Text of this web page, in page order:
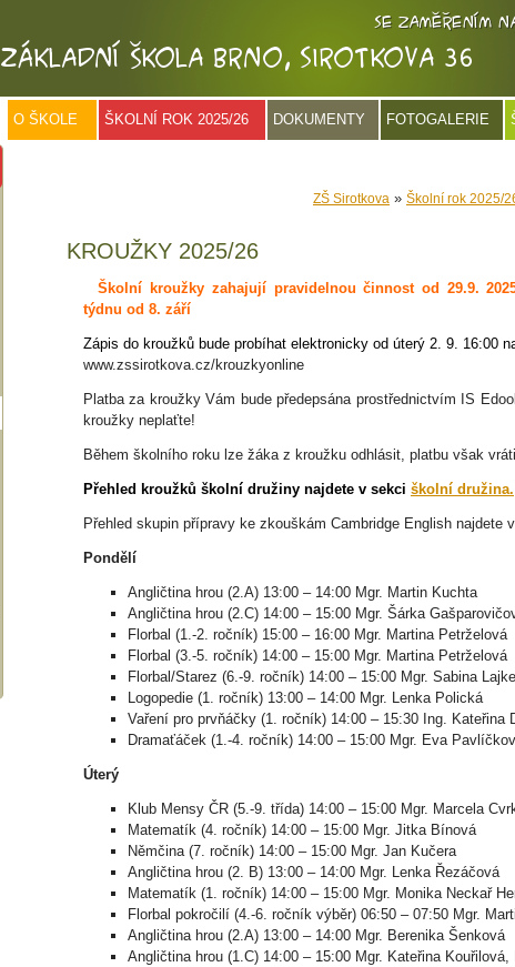
O ŠKOLE ŠKOLNÍ ROK 2025/26 DOKUMENTY FOTOGALERIE
ZŠ Sirotkova » Školní rok 2025/
KROUŽKY 2025/26
Školní kroužky zahajují pravidelnou činnost od 29.9.
týdnu od 8. září
Zápis do kroužků bude probíhat elektronicky od úterý 2. 9. 16:00
www.zssirotkova.cz/krouzkyonline
Platba za kroužky Vám bude předepsána prostřednictvím IS
kroužky neplaťte!
Během školního roku lze žáka z kroužku odhlásit, platbu však
Přehled kroužků školní družiny najdete v sekci školní družina.
Přehled skupin přípravy ke zkouškám Cambridge English najdete
Pondělí
Angličtina hrou (2.A) 13:00 – 14:00 Mgr. Martin Kuchta
Angličtina hrou (2.C) 14:00 – 15:00 Mgr. Šárka
Florbal (1.-2. ročník) 15:00 – 16:00 Mgr. Martina Petrželová
Florbal (3.-5. ročník) 14:00 – 15:00 Mgr. Martina Petrželová
Florbal/Starez (6.-9. ročník) 14:00 – 15:00 Mgr. Sabina
Logopedie (1. ročník) 13:00 – 14:00 Mgr. Lenka Polická
Vaření pro prvňáčky (1. ročník) 14:00 – 15:30 Ing. Kateřina
Dramaťáček (1.-4. ročník) 14:00 – 15:00 Mgr. Eva
Úterý
Klub Mensy ČR (5.-9. třída) 14:00 – 15:00 Mgr. Marcela
Matematík (4. ročník) 14:00 – 15:00 Mgr. Jitka Bínová
Němčina (7. ročník) 14:00 – 15:00 Mgr. Jan Kučera
Angličtina hrou (2. B) 13:00 – 14:00 Mgr. Lenka Řezáčová
Matematík (1. ročník) 14:00 – 15:00 Mgr. Monika Neckař
Florbal pokročilí (4.-6. ročník výběr) 06:50 – 07:50 Mgr.
Angličtina hrou (2.A) 13:00 – 14:00 Mgr. Berenika Šenková
Angličtina hrou (1.C) 14:00 – 15:00 Mgr. Kateřina Kouřilová,